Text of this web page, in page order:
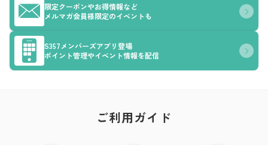
限定クーポンやお得情報など
メルマガ会員様限定のイベントも
S357メンバーズアプリ登場
ポイント管理やイベント情報を配信
ご利用ガイド